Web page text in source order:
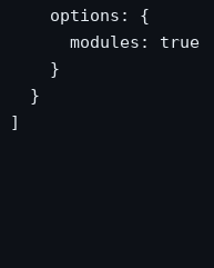
options: {
modules: true
}
}
]